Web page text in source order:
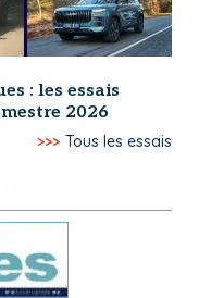
: les essais
2026
>>> Tous les essais